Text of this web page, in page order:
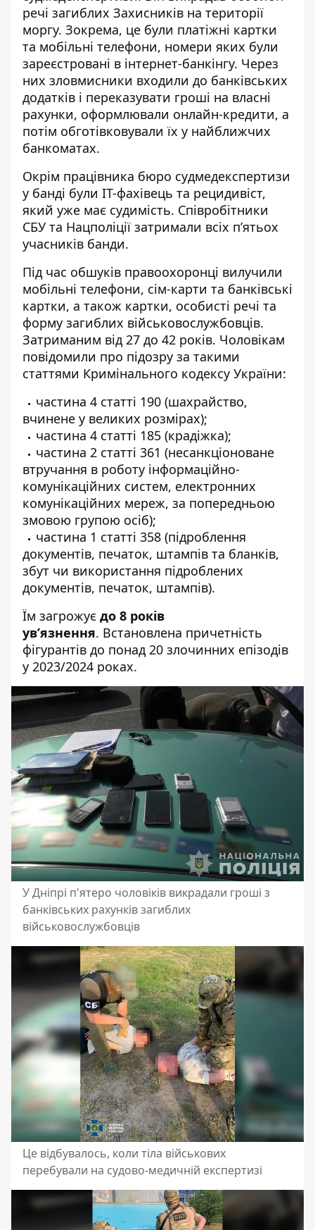
речі загиблих Захисників на території
моргу. Зокрема, це були платіжні картки
та мобільні телефони, номери яких були
зареєстровані в інтернет-банкінгу. Через
них зловмисники входили до банківських
додатків і переказувати гроші на власні
рахунки, оформлювали онлайн-кредити, а
потім обготівковували їх у найближчих
банкоматах.
Окрім працівника бюро судмедекспертизи
у банді були ІТ-фахівець та рецидивіст,
який уже має судимість. Співробітники
СБУ та Нацполіції затримали всіх п’ятьох
учасників банди.
Під час обшуків правоохоронці вилучили
мобільні телефони, сім-карти та банківські
картки, а також картки, особисті речі та
форму загиблих військовослужбовців.
Затриманим від 27 до 42 років. Чоловікам
повідомили про підозру за такими
статтями Кримінального кодексу України:
частина 4 статті 190 (шахрайство,
вчинене у великих розмірах);
частина 4 статті 185 (крадіжка);
частина 2 статті 361 (несанкціоноване
втручання в роботу інформаційно-
комунікаційних систем, електронних
комунікаційних мереж, за попередньою
змовою групою осіб);
частина 1 статті 358 (підроблення
документів, печаток, штампів та бланків,
збут чи використання підроблених
документів, печаток, штампів).
Їм загрожує до 8 років
ув’язнення. Встановлена причетність
фігурантів до понад 20 злочинних епізодів
у 2023/2024 роках.
У Дніпрі п'ятеро чоловіків викрадали гроші з
банківських рахунків загиблих
військовослужбовців
Це відбувалось, коли тіла військових
перебували на судово-медичній експертизі